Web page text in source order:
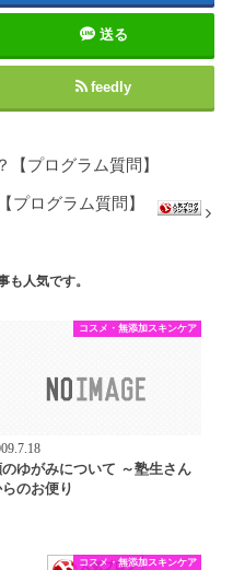
送る
feedly
プログラム質問】
プログラム質問】
も人気です。
コスメ・無添加スキンケア
のゆがみについて ～塾生さん
のお便り
コスメ・無添加スキンケア